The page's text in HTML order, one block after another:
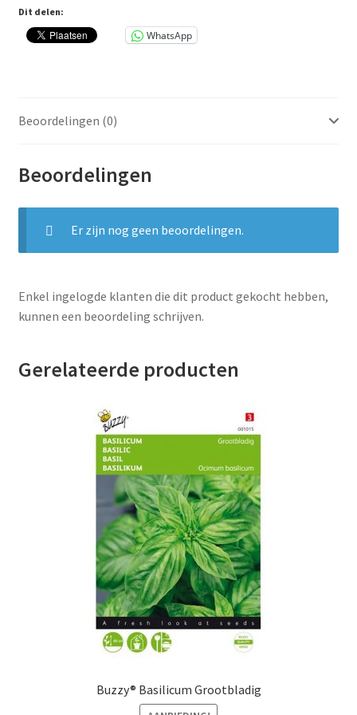
Florence
aantal
Dit delen:
WhatsApp
Beoordelingen (0)
Beoordelingen
Er zijn nog geen beoordelingen.
Enkel ingelogde klanten die dit product gekocht hebben,
kunnen een beoordeling schrijven.
Gerelateerde producten
Buzzy® Basilicum Grootbladig